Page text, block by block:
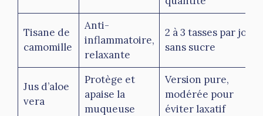
Tisane de
camomille
Anti-
inflammatoire,
relaxante
2 à 3 tasses par jour,
sans sucre
Jus d’aloe
vera
Protège et
apaise la
muqueuse
Version pure,
modérée pour
éviter laxatif